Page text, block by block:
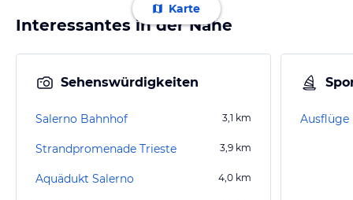
Karte
Interessantes in der Nähe
Sehenswürdigkeiten
Salerno Bahnhof 3,1 km
Strandpromenade Trieste 3,9 km
Aquädukt Salerno 4,0 km